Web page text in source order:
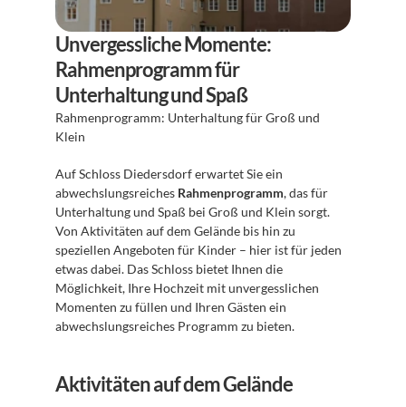
Unvergessliche Momente:
Rahmenprogramm für
Unterhaltung und Spaß
Rahmenprogramm: Unterhaltung für Groß und
Klein
Auf Schloss Diedersdorf erwartet Sie ein
abwechslungsreiches Rahmenprogramm, das für
Unterhaltung und Spaß bei Groß und Klein sorgt.
Von Aktivitäten auf dem Gelände bis hin zu
speziellen Angeboten für Kinder – hier ist für jeden
etwas dabei. Das Schloss bietet Ihnen die
Möglichkeit, Ihre Hochzeit mit unvergesslichen
Momenten zu füllen und Ihren Gästen ein
abwechslungsreiches Programm zu bieten.
Aktivitäten auf dem Gelände